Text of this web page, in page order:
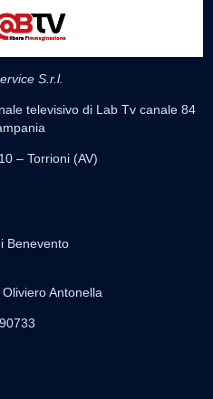
S.r.l.
televisivo di Lab Tv canale 84
– Torrioni (AV)
Benevento
Antonella